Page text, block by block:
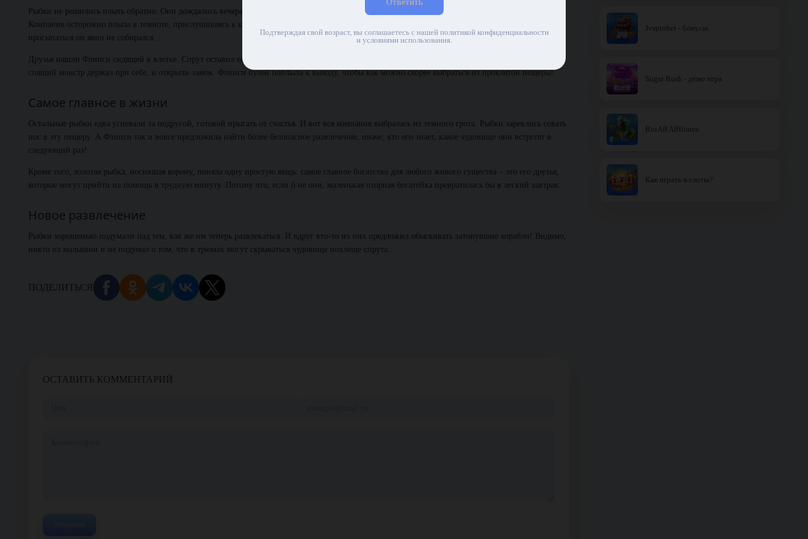
Рыбки не решились плыть обратно. Они дождались вечера, рассчитывая, что исследовать ее будет намного безопаснее, когда хозяин уснет.
Компания осторожно плыла в темноте, прислушиваясь к каждому шороху. К счастью, спрут храпел и наверняка уже видел третий сон –
просыпаться он явно не собирался…
Друзья нашли Флипси сидящей в клетке. Спрут оставил ее на завтра и собирался съесть рано утром. Рыбки стащили ключи от клетки, которые
спящий монстр держал при себе, и открыли замок. Флипси пулей поплыла к выходу, чтобы как можно скорее выбраться из проклятой пещеры!
Самое главное в жизни
Остальные рыбки едва успевали за подругой, готовой прыгать от счастья. И вот вся компания выбралась из темного грота. Рыбки зареклись совать
нос в эту пещеру. А Флипси так и вовсе предложила найти более безопасное развлечение, иначе, кто его знает, какое чудовище они встретят в
следующий раз!
Кроме того, золотая рыбка, носившая корону, поняла одну простую вещь: самое главное богатство для любого живого существа – это его друзья,
которые могут прийти на помощь в трудную минуту. Потому что, если б не они, маленькая озорная богатейка превратилась бы в легкий завтрак.
Новое развлечение
Рыбки хорошенько подумали над тем, как же им теперь развлекаться. И вдруг кто-то из них предложил обыскивать затонувшие корабли! Видимо,
никто из малышни и не подумал о том, что в трюмах могут скрываться чудовище похлеще спрута…
ПОДЕЛИТЬСЯ
ОСТАВИТЬ КОММЕНТАРИЙ
Jvspinbet - бонусы
Sugar Rush - демо игра
RioAff Affiliates
Как играть в слоты?
Ответить
Подтверждая свой возраст, вы соглашаетесь с нашей политикой конфиденциальности
и условиями использования.